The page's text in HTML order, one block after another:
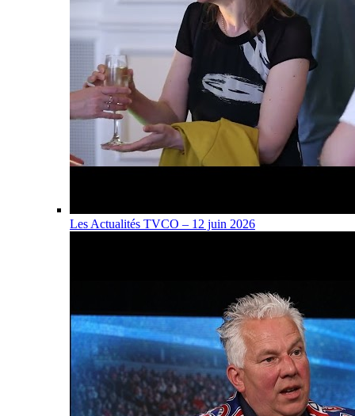
Les Actualités TVCO – 12 juin 2026